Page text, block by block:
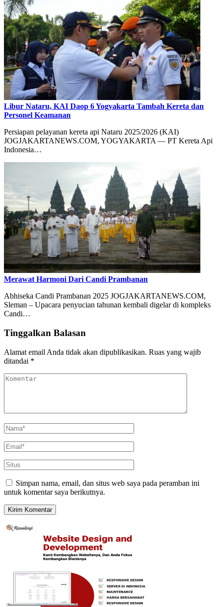
Libur Nataru, KAI Daop 6 Yogyakarta Tambah Kereta dan
Personel Keamanan
Persiapan pelayanan kereta api Nataru 2025/2026 (KAI)
JOGJAKARTANEWS.COM, YOGYAKARTA — PT Kereta Api
Indonesia…
Merawat Harmoni Dari Candi Prambanan
Abhiseka Candi Prambanan 2025 JOGJAKARTANEWS.COM,
Sleman – Upacara penyucian tahunan kembali digelar di kompleks
Candi…
Tinggalkan Balasan
Alamat email Anda tidak akan dipublikasikan. Ruas yang wajib
ditandai *
Simpan nama, email, dan situs web saya pada peramban ini
untuk komentar saya berikutnya.